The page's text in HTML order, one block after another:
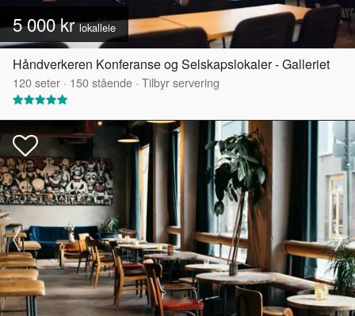
5 000 krlokalleie
Håndverkeren Konferanse og Selskapslokaler - Galleriet
120seter · 150stående · Tilbyr servering